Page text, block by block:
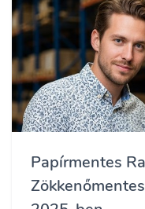
Papírmentes